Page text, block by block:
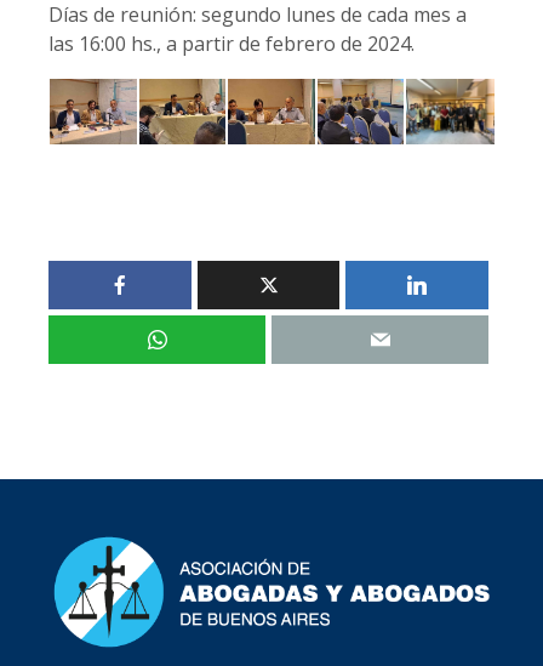
Días de reunión: segundo lunes de cada mes a
las 16:00 hs., a partir de febrero de 2024.